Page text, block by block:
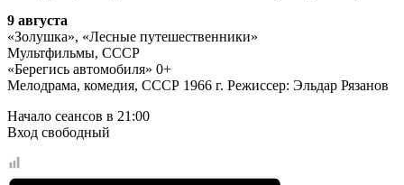
9 августа
«Золушка», «Лесные путешественники»
Мультфильмы, СССР
«Берегись автомобиля» 0+
Мелодрама, комедия, СССР 1966 г. Режиссер: Эльдар Рязанов
Начало сеансов в 21:00
Вход свободный